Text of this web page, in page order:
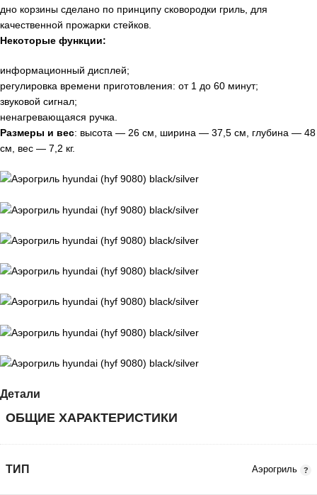
дно корзины сделано по принципу сковородки гриль, для
качественной прожарки стейков.
Некоторые функции:
информационный дисплей;
регулировка времени приготовления: от 1 до 60 минут;
звуковой сигнал;
ненагревающаяся ручка.
Размеры и вес: высота — 26 см, ширина — 37,5 см, глубина — 48
см, вес — 7,2 кг.
Детали
ОБЩИЕ ХАРАКТЕРИСТИКИ
ТИП Аэрогриль